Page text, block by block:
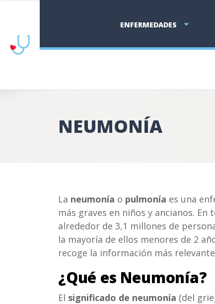
ENFERMEDADES
NEUMONÍA
La neumonía o pulmonía es una
más graves en niños y ancianos.
alrededor de 3,1 millones de
la mayoría de ellos menores de 2
recoge la información más
¿Qué es Neumonía?
El significado de neumonía (del